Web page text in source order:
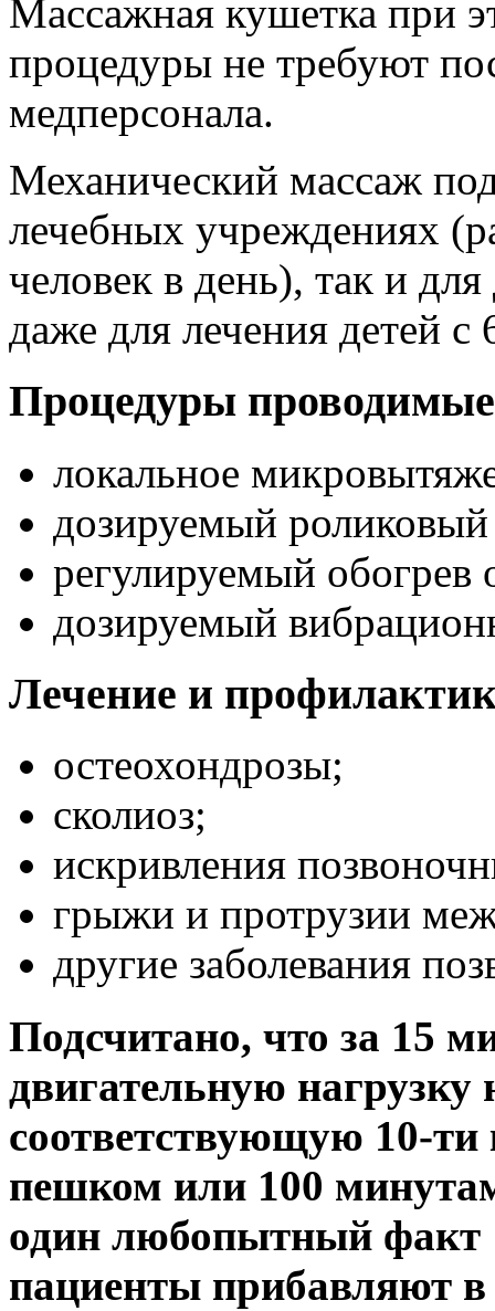
Массажная кушетка при
процедуры не требуют
медперсонала.
Механический массаж
лечебных учреждениях
человек в день), так и
даже для лечения детей с
Процедуры
локальное
дозируемый
регулируемый обогрев
дозируемый
Лечение и
остеохондрозы;
сколиоз;
искривления
грыжи и протрузии
другие заболевания
Подсчитано, что за 15
двигательную нагрузку
соответствующую 10-ти
пешком или 100
один любопытный факт
пациенты прибавляют в